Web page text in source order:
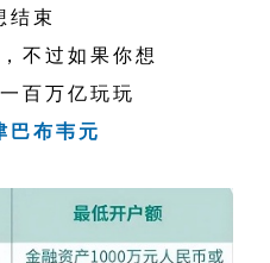
结束
不过如果你想
百万亿玩玩
巴布韦元